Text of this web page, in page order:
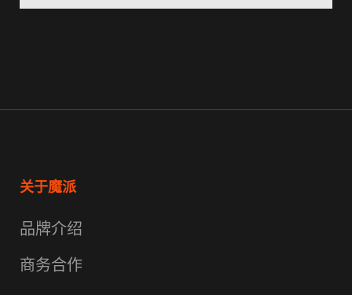
关于魔派
品牌介绍
商务合作